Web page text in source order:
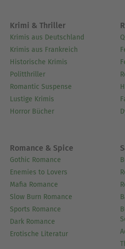
Krimi & Thriller
Krimis aus Deutschland
Krimis aus Frankreich
Historische Krimis
Politthriller
Romantic Suspense
Lustige Krimis
Horror Bücher
Romance & Spice
Gothic Romance
Enemies to Lovers
Mafia Romance
Slow Burn Romance
Sports Romance
Dark Romance
Erotische Literatur